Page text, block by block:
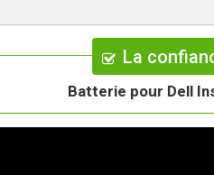
La
Batterie pour Dell